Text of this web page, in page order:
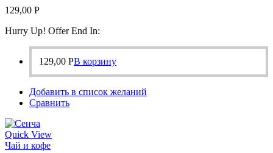
129,00 Р
Hurry Up! Offer End In:
129,00 РВ корзину
Добавить в список желаний
Сравнить
Quick View
Чай и кофе